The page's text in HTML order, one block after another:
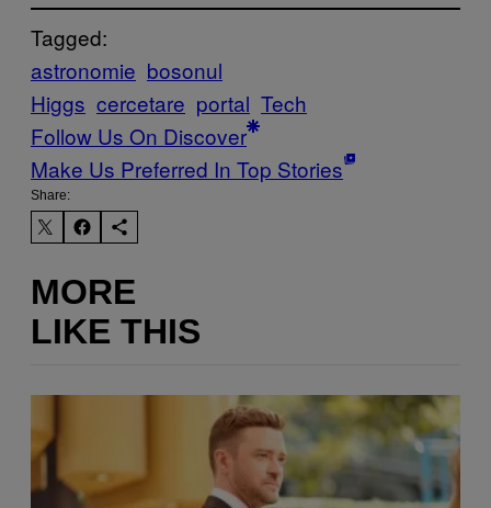
Tagged:
astronomie bosonul
Higgs cercetare portal Tech
Follow Us On Discover
Make Us Preferred In Top Stories
Share:
MORE
LIKE THIS